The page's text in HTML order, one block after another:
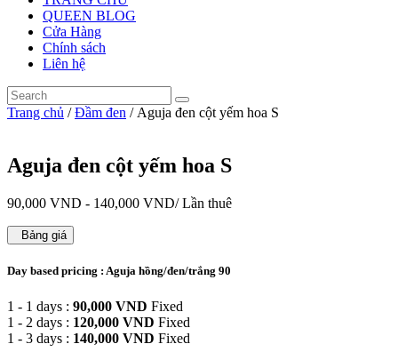
QUEEN BLOG
Cửa Hàng
Chính sách
Liên hệ
Trang chủ /Đầm đen / Aguja đen cột yếm hoa S
Aguja đen cột yếm hoa S
90,000 VND - 140,000 VND/ Lần thuê
Bảng giá
Day based pricing : Aguja hồng/đen/trắng 90
1 - 1 days : 90,000 VND Fixed
1 - 2 days : 120,000 VND Fixed
1 - 3 days : 140,000 VND Fixed